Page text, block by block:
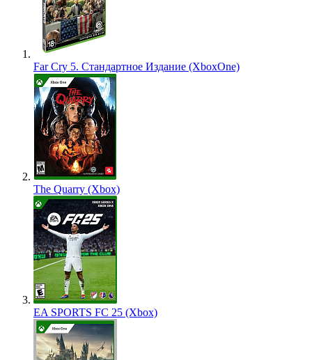
Far Cry 5. Стандартное Издание (XboxOne)
The Quarry (Xbox)
EA SPORTS FC 25 (Xbox)